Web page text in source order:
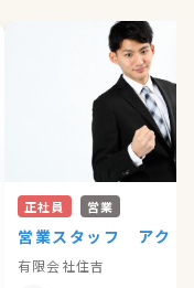
正社員 営業
営業スタッフ アクト
有限会社住吉